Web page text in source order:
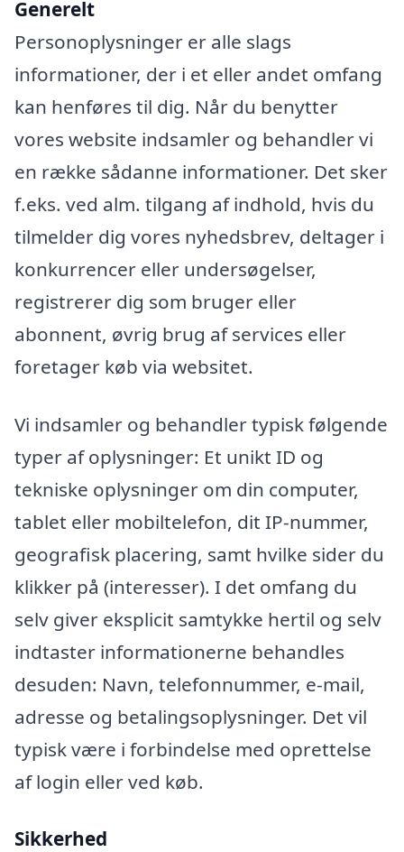
Generelt
Personoplysninger er alle slags
informationer, der i et eller andet omfang
kan henføres til dig. Når du benytter
vores website indsamler og behandler vi
en række sådanne informationer. Det sker
f.eks. ved alm. tilgang af indhold, hvis du
tilmelder dig vores nyhedsbrev, deltager i
konkurrencer eller undersøgelser,
registrerer dig som bruger eller
abonnent, øvrig brug af services eller
foretager køb via websitet.
Vi indsamler og behandler typisk følgende
typer af oplysninger: Et unikt ID og
tekniske oplysninger om din computer,
tablet eller mobiltelefon, dit IP-nummer,
geografisk placering, samt hvilke sider du
klikker på (interesser). I det omfang du
selv giver eksplicit samtykke hertil og selv
indtaster informationerne behandles
desuden: Navn, telefonnummer, e-mail,
adresse og betalingsoplysninger. Det vil
typisk være i forbindelse med oprettelse
af login eller ved køb.
Sikkerhed